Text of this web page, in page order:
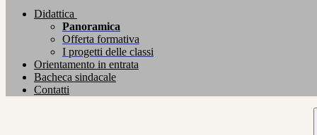
Didattica
Panoramica
Offerta formativa
I progetti delle classi
Orientamento in entrata
Bacheca sindacale
Contatti